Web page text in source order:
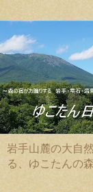
岩手山麓の大自
る、ゆこたんの